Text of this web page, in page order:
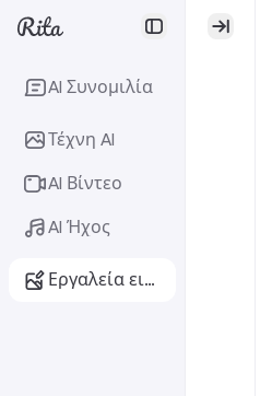
AI Συνομιλία
Τέχνη AI
AI Βίντεο
AI Ήχος
Εργαλεία εικόνας AI